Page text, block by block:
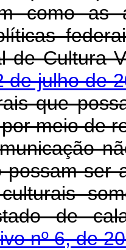
como as
de Cultura
de julho de
que
meio de
possam ser
de
nº 6, de